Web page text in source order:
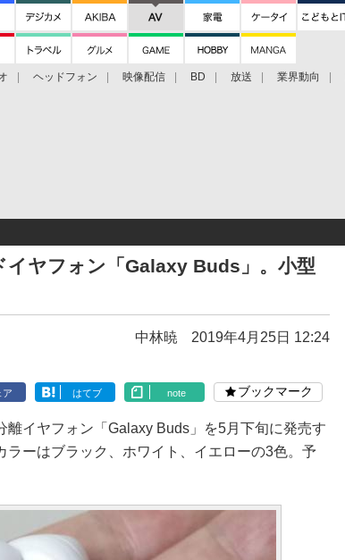
ヘッドフォン 映像配信 BD 放送 業界動向
イヤフォン「Galaxy Buds」。小型
中林暁 2019年4月25日 12:24
ア はてブ note ブックマーク
離イヤフォン「Galaxy Buds」を5月下旬に発売す
ラーはブラック、ホワイト、イエローの3色。予